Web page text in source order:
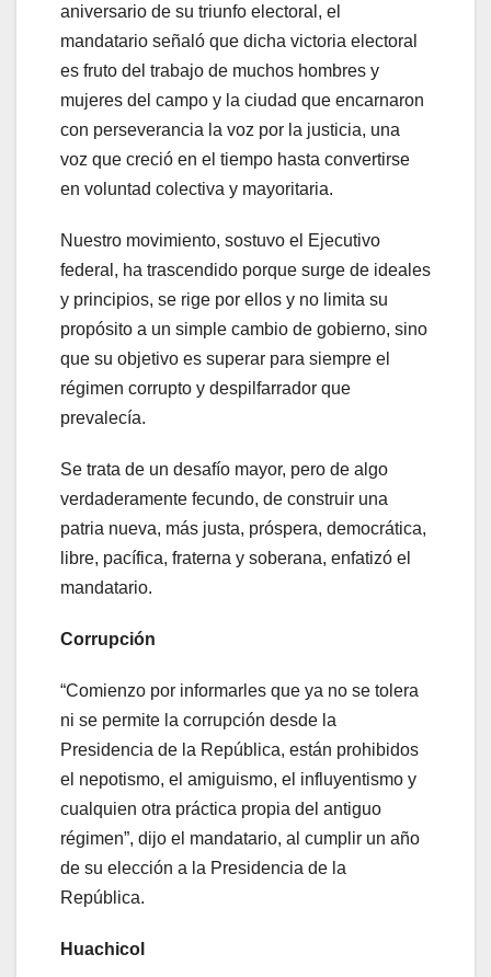
aniversario de su triunfo electoral, el
mandatario señaló que dicha victoria electoral
es fruto del trabajo de muchos hombres y
mujeres del campo y la ciudad que encarnaron
con perseverancia la voz por la justicia, una
voz que creció en el tiempo hasta convertirse
en voluntad colectiva y mayoritaria.
Nuestro movimiento, sostuvo el Ejecutivo
federal, ha trascendido porque surge de ideales
y principios, se rige por ellos y no limita su
propósito a un simple cambio de gobierno, sino
que su objetivo es superar para siempre el
régimen corrupto y despilfarrador que
prevalecía.
Se trata de un desafío mayor, pero de algo
verdaderamente fecundo, de construir una
patria nueva, más justa, próspera, democrática,
libre, pacífica, fraterna y soberana, enfatizó el
mandatario.
Corrupción
“Comienzo por informarles que ya no se tolera
ni se permite la corrupción desde la
Presidencia de la República, están prohibidos
el nepotismo, el amiguismo, el influyentismo y
cualquien otra práctica propia del antiguo
régimen”, dijo el mandatario, al cumplir un año
de su elección a la Presidencia de la
República.
Huachicol